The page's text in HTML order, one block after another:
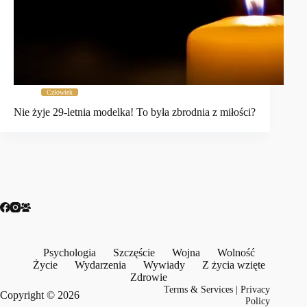
Człowiek
Nie żyje 29-letnia modelka! To była zbrodnia z miłości?
Psychologia Szczęście Wojna
Wolność
Życie
Wydarzenia Wywiady
Z życia wzięte
Zdrowie
Copyright © 2026
Terms & Services |Privacy
Policy